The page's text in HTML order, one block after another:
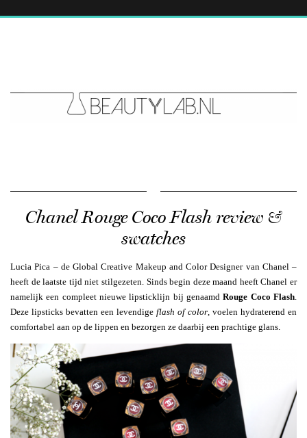
Chanel Rouge Coco Flash review &
swatches
Lucia Pica – de Global Creative Makeup and Color Designer van Chanel –
heeft de laatste tijd niet stilgezeten. Sinds begin deze maand heeft Chanel er
namelijk een compleet nieuwe lipsticklijn bij genaamdRouge Coco Flash
Deze lipsticks bevatten een levendige flash of color , voelen hydraterend en
comfortabel aan op de lippen en bezorgen ze daarbij een prachtige glans.